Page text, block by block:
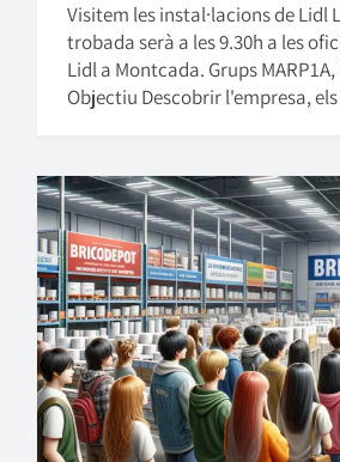
Visitem les instal·lacions de Lidl
trobada serà a les 9.30h a les
Lidl a Montcada. Grups MARP1A,
Objectiu Descobrir l'empresa, els